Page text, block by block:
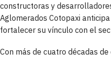
constructoras y
Aglomerados Cotopaxi
fortalecer su vínculo con el
Con más de cuatro décadas